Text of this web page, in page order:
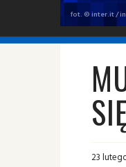
fot. © inter.it /
23